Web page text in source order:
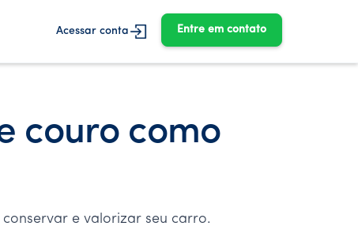
Acessar conta Entre em contato
couro como
e valorizar seu carro.